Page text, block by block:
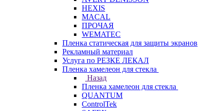
HEXIS
MACAL
ПРОЧАЯ
WEMATEC
Пленка статическая для защиты экранов
Рекламный материал
Услуга по РЕЗКЕ ЛЕКАЛ
Пленка хамелеон для стекла
Назад
Пленка хамелеон для стекла
QUANTUM
ControlTek